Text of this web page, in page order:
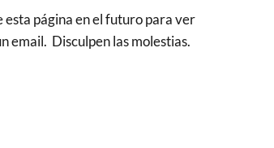
página en el futuro para ver
email. Disculpen las molestias.